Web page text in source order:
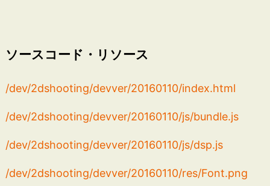
ソースコード・リソース
/dev/2dshooting/devver/20160110/index.html
/dev/2dshooting/devver/20160110/js/bundle.js
/dev/2dshooting/devver/20160110/js/dsp.js
/dev/2dshooting/devver/20160110/res/Font.png